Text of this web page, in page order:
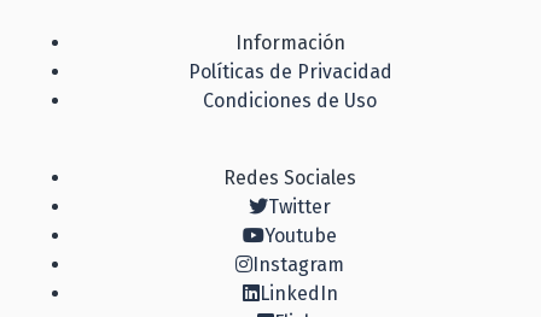
Información
Políticas de Privacidad
Condiciones de Uso
Redes Sociales
Twitter
Youtube
Instagram
LinkedIn